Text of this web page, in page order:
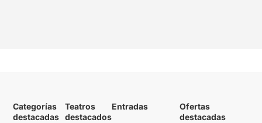
Categorías
destacadas
Teatros
destacados
Entradas
Ofertas
destacadas